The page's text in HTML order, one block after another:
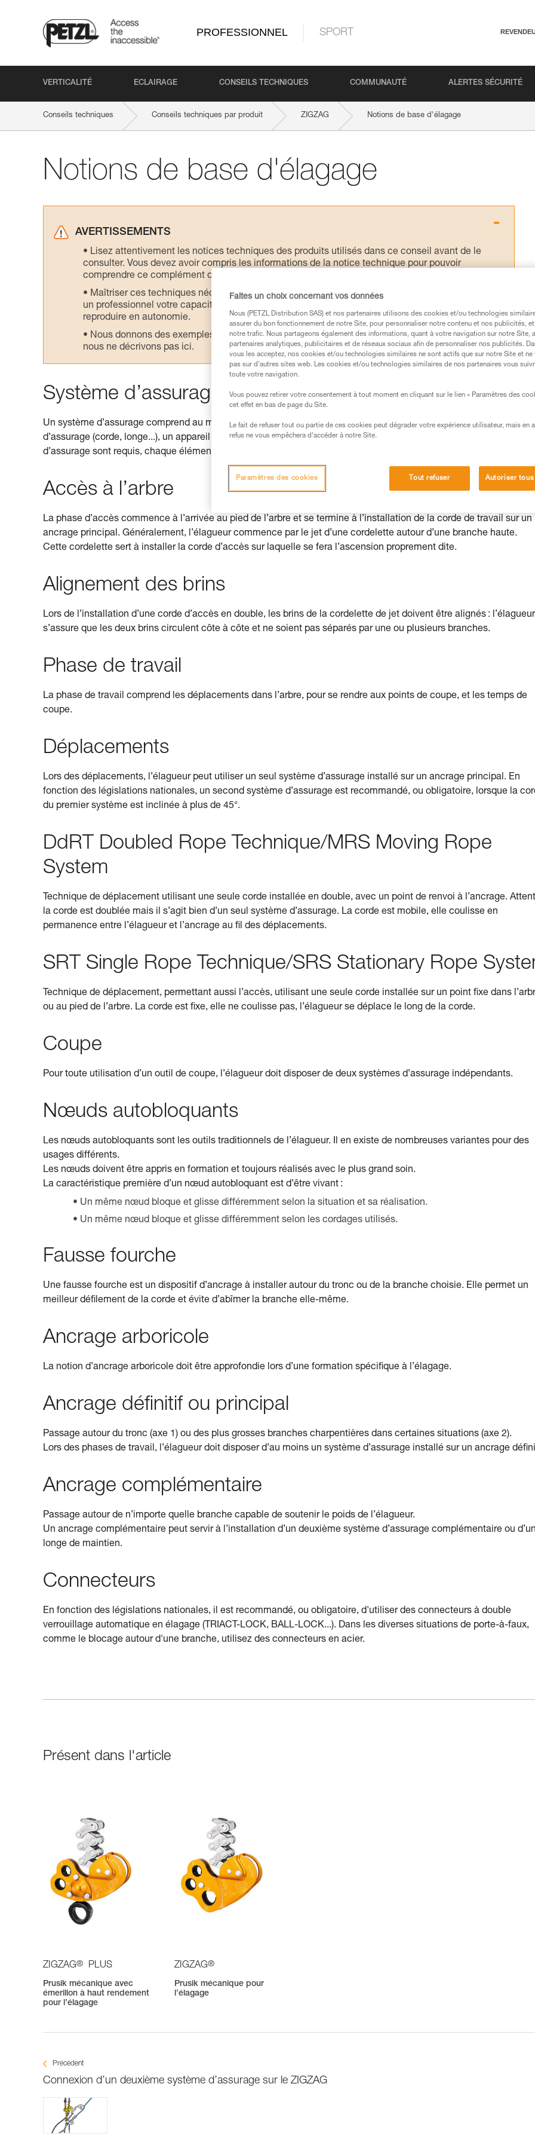
PROFESSIONNEL SPORT
VERTICALITÉ ECLAIRAGE CONSEILS TECHNIQUES COMMUNAUTÉ ALERTES SÉCURITÉ
Conseils techniques Conseils techniques par produit ZIGZAG Notions de base d'élagage
Notions de base d'élagage
AVERTISSEMENTS
Lisez attentivement les notices techniques des produits utilisés dans ce conseil avant de le
consulter. Vous devez avoir compris les informations de la notice technique pour pouvoir
comprendre ce complément d’informations.
Maîtriser ces techniques nécessite une formation et un entraînement spécifique. Validez avec
un professionnel votre capacité à refaire la manipulation, seul, en toute sécurité, avant de la
reproduire en autonomie.
Nous donnons des exemples de techniques liées à votre activité. Il peut en exister d’autres que
nous ne décrivons pas ici.
Système d’assurage
Un système d’assurage comprend au minimum un ancrage et ses éventuels accessoires (fausse fourche...), un
d’assurage (corde, longe...), un appareil de réglage de corde et sa connexion au harnais. Lorsque deux systèmes
d’assurage sont requis, chaque élément du premier système doit être indépendant des éléments du second
Accès à l’arbre
La phase d’accès commence à l’arrivée au pied de l’arbre et se termine à l’installation de la corde de travail sur un
ancrage principal. Généralement, l’élagueur commence par le jet d’une cordelette autour d’une branche haute.
Cette cordelette sert à installer la corde d’accès sur laquelle se fera l’ascension proprement dite.
Alignement des brins
Lors de l’installation d’une corde d’accès en double, les brins de la cordelette de jet doivent être alignés : l’élagueur
s’assure que les deux brins circulent côte à côte et ne soient pas séparés par une ou plusieurs branches.
Phase de travail
La phase de travail comprend les déplacements dans l’arbre, pour se rendre aux points de coupe, et les temps de
coupe.
Déplacements
Lors des déplacements, l’élagueur peut utiliser un seul système d’assurage installé sur un ancrage principal. En
fonction des législations nationales, un second système d’assurage est recommandé, ou obligatoire, lorsque la
du premier système est inclinée à plus de 45°.
DdRT Doubled Rope Technique/MRS Moving Rope
System
Technique de déplacement utilisant une seule corde installée en double, avec un point de renvoi à l’ancrage.
la corde est doublée mais il s’agit bien d’un seul système d’assurage. La corde est mobile, elle coulisse en
permanence entre l’élagueur et l’ancrage au fil des déplacements.
SRT Single Rope Technique/SRS Stationary Rope
Technique de déplacement, permettant aussi l’accès, utilisant une seule corde installée sur un point fixe dans
ou au pied de l’arbre. La corde est fixe, elle ne coulisse pas, l’élagueur se déplace le long de la corde.
Coupe
Pour toute utilisation d’un outil de coupe, l’élagueur doit disposer de deux systèmes d’assurage indépendants.
Nœuds autobloquants
Les nœuds autobloquants sont les outils traditionnels de l’élagueur. Il en existe de nombreuses variantes pour des
usages différents.
Les nœuds doivent être appris en formation et toujours réalisés avec le plus grand soin.
La caractéristique première d’un nœud autobloquant est d’être vivant :
Un même nœud bloque et glisse différemment selon la situation et sa réalisation.
Un même nœud bloque et glisse différemment selon les cordages utilisés.
Fausse fourche
Une fausse fourche est un dispositif d’ancrage à installer autour du tronc ou de la branche choisie. Elle permet un
meilleur défilement de la corde et évite d’abîmer la branche elle-même.
Ancrage arboricole
La notion d’ancrage arboricole doit être approfondie lors d’une formation spécifique à l’élagage.
Ancrage définitif ou principal
Passage autour du tronc (axe 1) ou des plus grosses branches charpentières dans certaines situations (axe 2).
Lors des phases de travail, l’élagueur doit disposer d’au moins un système d’assurage installé sur un ancrage
Ancrage complémentaire
Passage autour de n’importe quelle branche capable de soutenir le poids de l’élagueur.
Un ancrage complémentaire peut servir à l’installation d’un deuxième système d’assurage complémentaire ou
longe de maintien.
Connecteurs
En fonction des législations nationales, il est recommandé, ou obligatoire, d'utiliser des connecteurs à double
verrouillage automatique en élagage (TRIACT-LOCK, BALL-LOCK...). Dans les diverses situations de porte-à-faux,
comme le blocage autour d'une branche, utilisez des connecteurs en acier.
Présent dans l'article
ZIGZAG® PLUS
Prusik mécanique avec
émerillon à haut rendement
pour l’élagage
ZIGZAG®
Prusik mécanique pour
l’élagage
Précédent
Connexion d’un deuxième système d’assurage sur le ZIGZAG
Faites un choix concernant vos données
Nous (PETZL Distribution SAS) et nos partenaires utilisons des cookies et/ou technologies
assurer du bon fonctionnement de notre Site, pour personnaliser notre contenu et nos publicités,
notre trafic. Nous partageons également des informations, quant à votre navigation sur notre Site,
partenaires analytiques, publicitaires et de réseaux sociaux afin de personnaliser nos publicités.
vous les acceptez, nos cookies et/ou technologies similaires ne sont actifs que sur notre Site et ne
pas sur d’autres sites web. Les cookies et/ou technologies similaires de nos partenaires vous
toute votre navigation.
Vous pouvez retirer votre consentement à tout moment en cliquant sur le lien « Paramètres des
cet effet en bas de page du Site.
Le fait de refuser tout ou partie de ces cookies peut dégrader votre expérience utilisateur, mais en
refus ne vous empêchera d’accéder à notre Site.
Tout refuser Autoriser
Paramètres des cookies